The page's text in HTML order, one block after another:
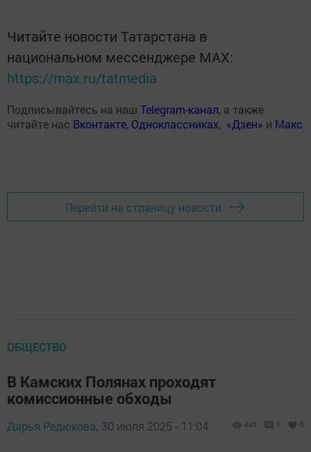
Читайте новости Татарстана в
национальном мессенджере MАХ:
https://max.ru/tatmedia
Подписывайтесь на наш Telegram-канал, а также
читайте нас Вконтакте, Одноклассниках, «Дзен» и Макс
Перейти на страницу новости
ОБЩЕСТВО
В Камских Полянах проходят
комиссионные обходы
Дарья Редюкова, 30 июля 2025 - 11:04 445 0 0